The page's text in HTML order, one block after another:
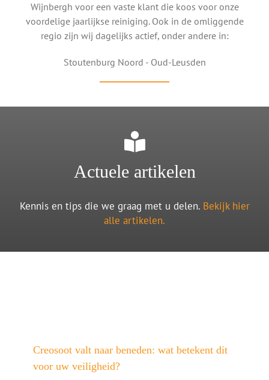
Wijnbergh voor een vaste klant die koos voor onze
voordelige jaarlijkse reiniging. Ook in de omliggende
regio zijn wij dagelijks actief, onder andere in:
Stoutenburg Noord - Oud-Leusden
Actuele artikelen
Kennis en tips die we graag met u delen. Bekijk hier
alle artikelen.
Creosoot valt naar beneden: wat betekent dit
voor uw veiligheid?